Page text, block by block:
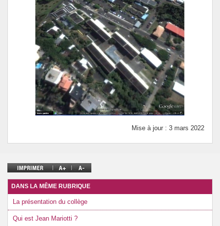
Mise à jour : 3 mars 2022
DANS LA MÊME RUBRIQUE
La présentation du collège
Qui est Jean Mariotti ?